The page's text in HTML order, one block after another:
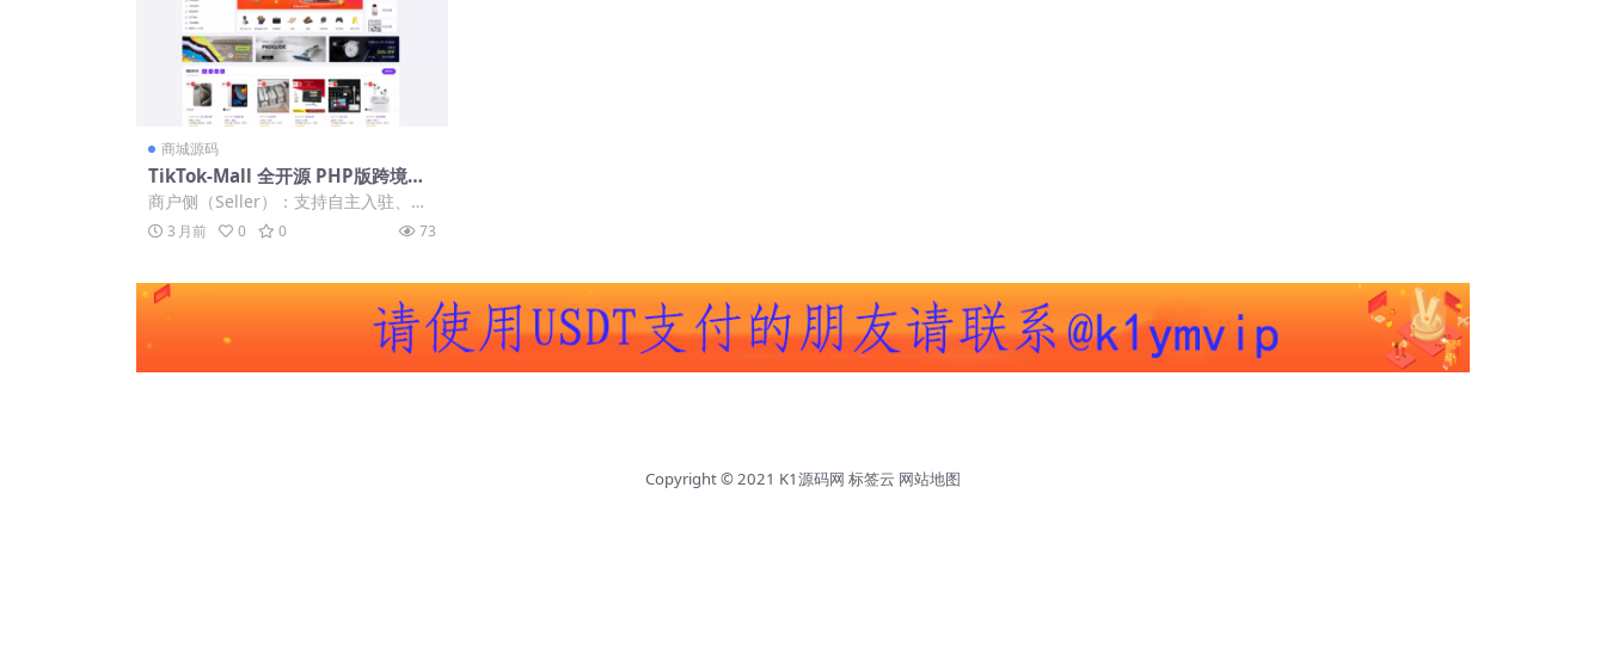
商城源码
TikTok-Mall 全开源 PHP版跨境商
城系统一键铺货收货、指定下单
商户侧（Seller）：支持自主入驻、一
键从平台库采集铺货、多端（H5/Ap
p）...
3 月前 0 0 73
Copyright © 2021 K1源码网 标签云 网站地图